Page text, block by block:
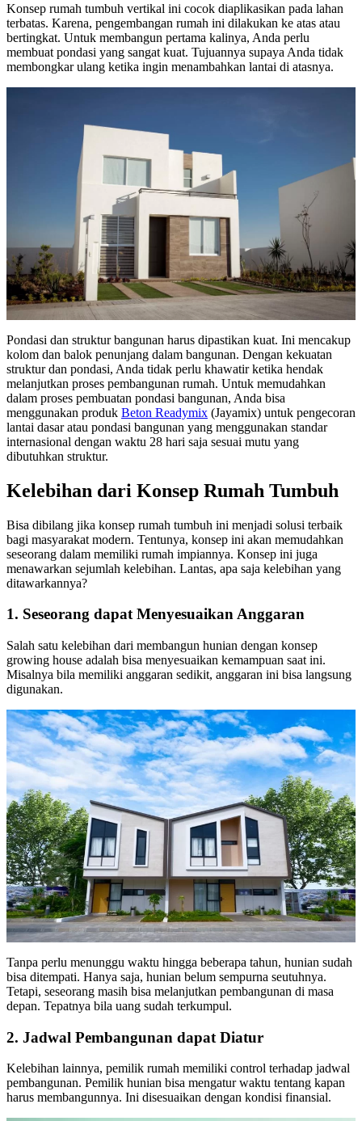
Konsep rumah tumbuh vertikal ini cocok diaplikasikan pada lahan
terbatas. Karena, pengembangan rumah ini dilakukan ke atas atau
bertingkat. Untuk membangun pertama kalinya, Anda perlu
membuat pondasi yang sangat kuat. Tujuannya supaya Anda tidak
membongkar ulang ketika ingin menambahkan lantai di atasnya.
Pondasi dan struktur bangunan harus dipastikan kuat. Ini mencakup
kolom dan balok penunjang dalam bangunan. Dengan kekuatan
struktur dan pondasi, Anda tidak perlu khawatir ketika hendak
melanjutkan proses pembangunan rumah. Untuk memudahkan
dalam proses pembuatan pondasi bangunan, Anda bisa
menggunakan produk Beton Readymix (Jayamix) untuk pengecoran
lantai dasar atau pondasi bangunan yang menggunakan standar
internasional dengan waktu 28 hari saja sesuai mutu yang
dibutuhkan struktur.
Kelebihan dari Konsep Rumah Tumbuh
Bisa dibilang jika konsep rumah tumbuh ini menjadi solusi terbaik
bagi masyarakat modern. Tentunya, konsep ini akan memudahkan
seseorang dalam memiliki rumah impiannya. Konsep ini juga
menawarkan sejumlah kelebihan. Lantas, apa saja kelebihan yang
ditawarkannya?
1. Seseorang dapat Menyesuaikan Anggaran
Salah satu kelebihan dari membangun hunian dengan konsep
growing house adalah bisa menyesuaikan kemampuan saat ini.
Misalnya bila memiliki anggaran sedikit, anggaran ini bisa langsung
digunakan.
Tanpa perlu menunggu waktu hingga beberapa tahun, hunian sudah
bisa ditempati. Hanya saja, hunian belum sempurna seutuhnya.
Tetapi, seseorang masih bisa melanjutkan pembangunan di masa
depan. Tepatnya bila uang sudah terkumpul.
2. Jadwal Pembangunan dapat Diatur
Kelebihan lainnya, pemilik rumah memiliki control terhadap jadwal
pembangunan. Pemilik hunian bisa mengatur waktu tentang kapan
harus membangunnya. Ini disesuaikan dengan kondisi finansial.